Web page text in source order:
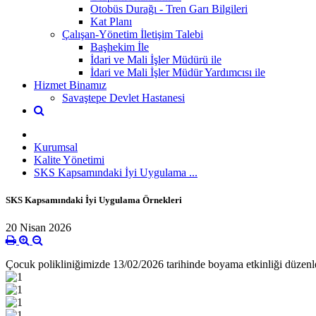
Otobüs Durağı - Tren Garı Bilgileri
Kat Planı
Çalışan-Yönetim İletişim Talebi
Başhekim İle
İdari ve Mali İşler Müdürü ile
İdari ve Mali İşler Müdür Yardımcısı ile
Hizmet Binamız
Savaştepe Devlet Hastanesi
Kurumsal
Kalite Yönetimi
SKS Kapsamındaki İyi Uygulama ...
SKS Kapsamındaki İyi Uygulama Örnekleri
20 Nisan 2026
Çocuk polikliniğimizde 13/02/2026 tarihinde boyama etkinliği